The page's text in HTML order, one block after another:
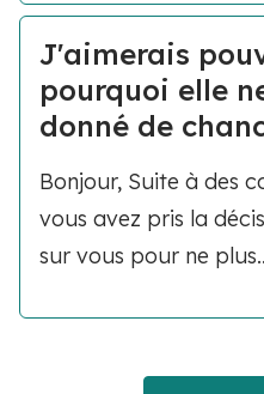
J'aimerais
pourquoi elle
donné de
Bonjour, Suite à des
vous avez pris la
sur vous pour ne